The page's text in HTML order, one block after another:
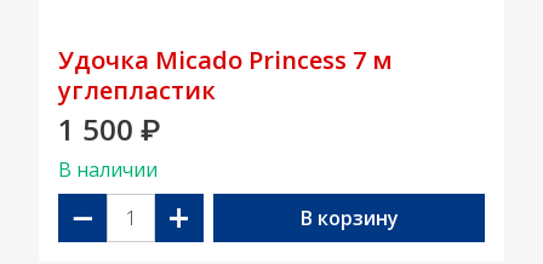
Удочка Micado Princess 7 м
углепластик
1 500 ₽
В наличии
− + В корзину